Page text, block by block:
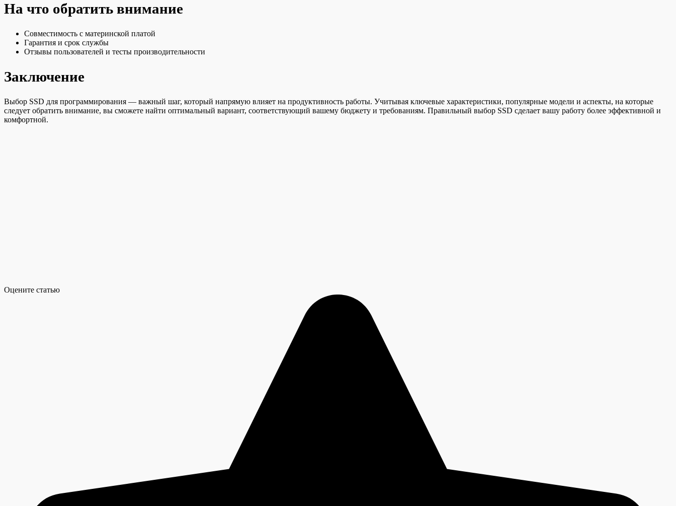
На что обратить внимание
Совместимость с материнской платой
Гарантия и срок службы
Отзывы пользователей и тесты производительности
Заключение
Выбор SSD для программирования — важный шаг, который напрямую влияет на продуктивность работы. Учитывая ключевые характеристики, популярные модели и аспекты, на которые
следует обратить внимание, вы сможете найти оптимальный вариант, соответствующий вашему бюджету и требованиям. Правильный выбор SSD сделает вашу работу более эффективной и
комфортной.
Оцените статью